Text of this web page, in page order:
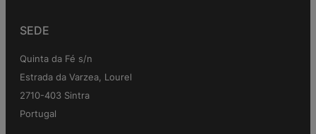
SEDE
Quinta da Fé s/n
Estrada da Varzea, Lourel
2710-403 Sintra
Portugal